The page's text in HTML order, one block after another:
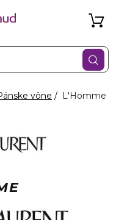
vône L'Homme